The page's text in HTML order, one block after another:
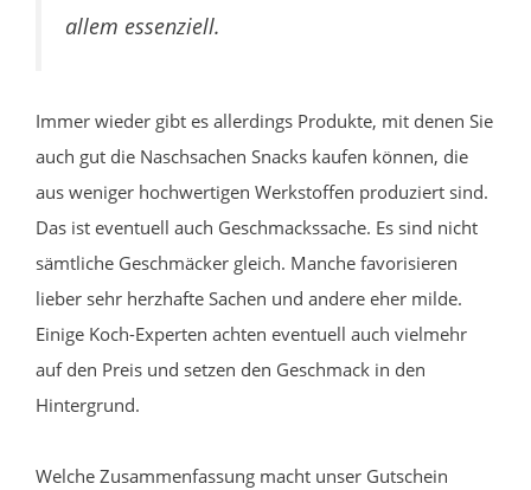
allem essenziell.
Immer wieder gibt es allerdings Produkte, mit denen Sie
auch gut die Naschsachen Snacks kaufen können, die
aus weniger hochwertigen Werkstoffen produziert sind.
Das ist eventuell auch Geschmackssache. Es sind nicht
sämtliche Geschmäcker gleich. Manche favorisieren
lieber sehr herzhafte Sachen und andere eher milde.
Einige Koch-Experten achten eventuell auch vielmehr
auf den Preis und setzen den Geschmack in den
Hintergrund.
Welche Zusammenfassung macht unser Gutschein